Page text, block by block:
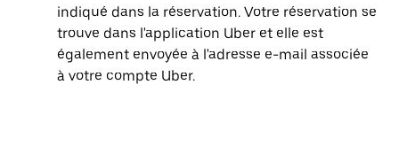
indiqué dans la réservation. Votre réservation se
trouve dans l'application Uber et elle est
également envoyée à l'adresse e-mail associée
à votre compte Uber.